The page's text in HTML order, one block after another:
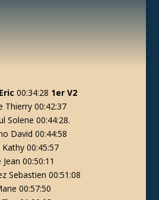
00:34:28 1er V2
Thierry 00:42:37
Solene 00:44:28.
David 00:44:58
00:45:57
00:50:11
Sebastien 00:51:08
00:57:50